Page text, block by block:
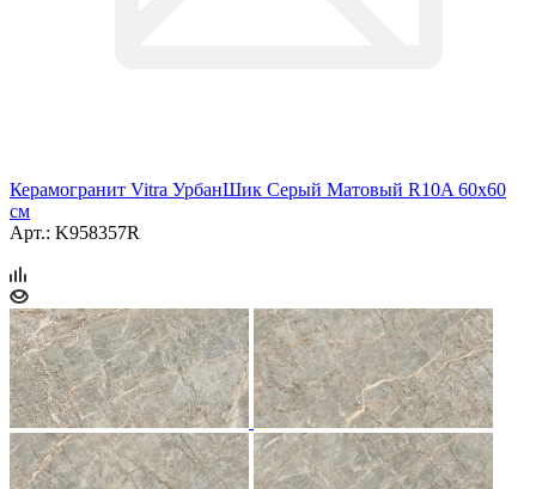
Керамогранит Vitra УрбанШик Серый Матовый R10A 60x60
см
Арт.: K958357R